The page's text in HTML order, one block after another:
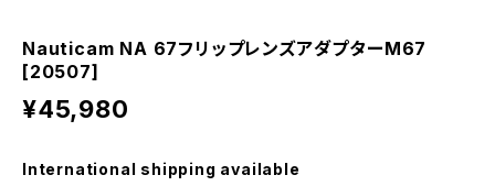
Nauticam NA 67フリップレンズアダプターM67
[20507]
¥45,980
International shipping available